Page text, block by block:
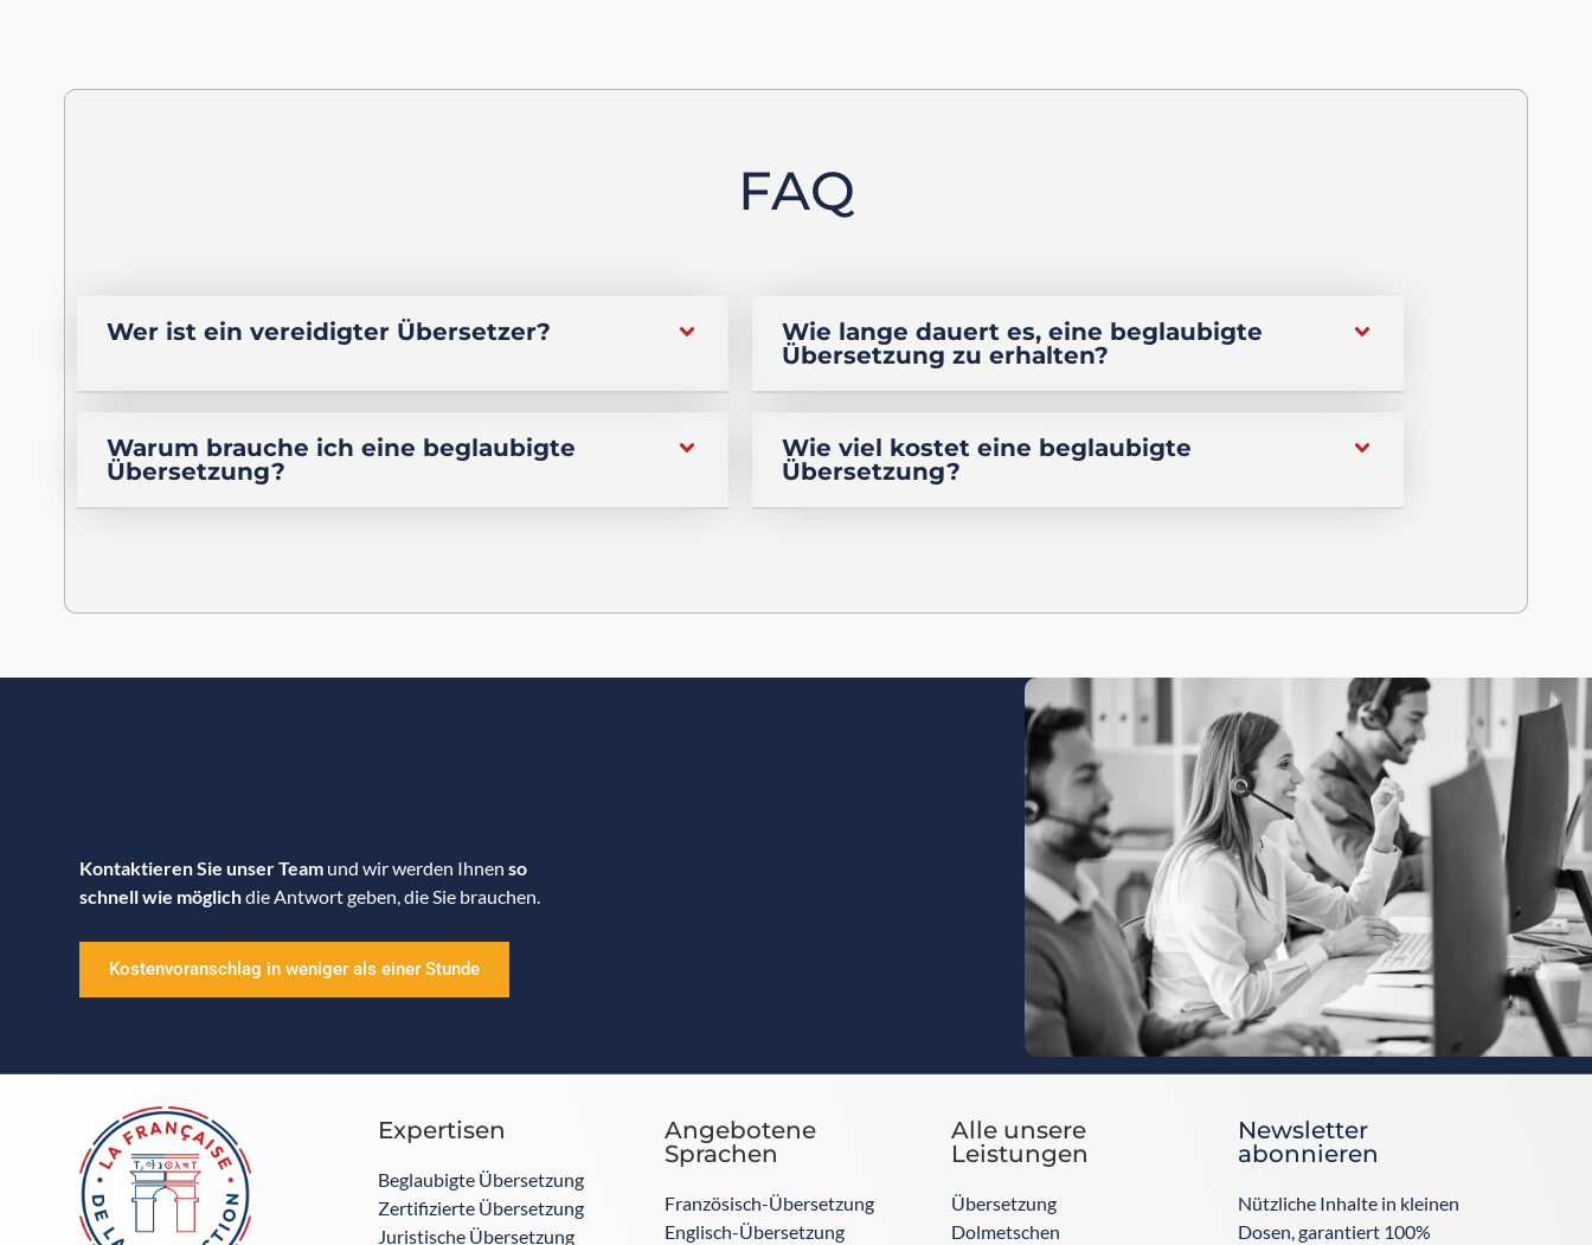
FAQ
Wer ist ein vereidigter Übersetzer?
Warum brauche ich eine beglaubigte
Übersetzung?
Wie lange dauert es, eine beglaubigte
Übersetzung zu erhalten?
Wie viel kostet eine beglaubigte
Übersetzung?
Kontaktieren Sie unser Team und wir werden Ihnenso
schnell wie möglichdie Antwort geben, die Sie brauchen.
Kostenvoranschlag in weniger als einer Stunde
Expertisen
Beglaubigte Übersetzung
Zertifizierte Übersetzung
Juristische Übersetzung
Angebotene
Sprachen
Französisch-Übersetzung
Englisch-Übersetzung
Alle unsere
Leistungen
Übersetzung
Dolmetschen
Newsletter
abonnieren
Nützliche Inhalte in kleinen
Dosen, garantiert 100%